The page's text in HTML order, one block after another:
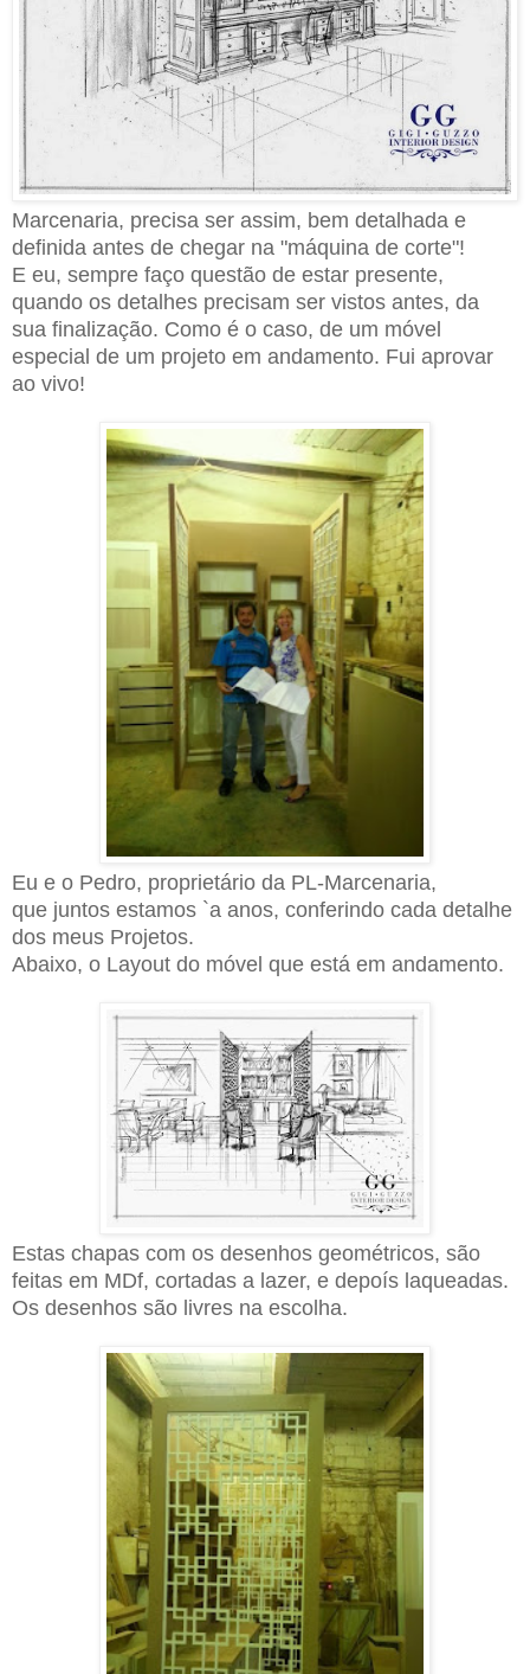
Marcenaria, precisa ser assim, bem detalhada e
definida antes de chegar na "máquina de corte"!
E eu, sempre faço questão de estar presente,
quando os detalhes precisam ser vistos antes, da
sua finalização. Como é o caso, de um móvel
especial de um projeto em andamento. Fui aprovar
ao vivo!
Eu e o Pedro, proprietário da PL-Marcenaria,
que juntos estamos `a anos, conferindo cada detalhe
dos meus Projetos.
Abaixo, o Layout do móvel que está em andamento.
Estas chapas com os desenhos geométricos, são
feitas em MDf, cortadas a lazer, e depoís laqueadas.
Os desenhos são livres na escolha.